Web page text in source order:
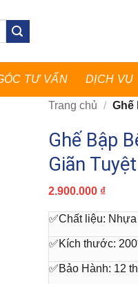
TƯ VẤN DỊCH VỤ
Trang chủ / Ghế
Ghế Bập
Giãn
2.900.000 ₫
✅Chất liệu:
✅Kích thước:
✅Bảo Hành: 12